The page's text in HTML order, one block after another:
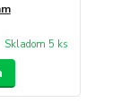
Skladom 5 ks